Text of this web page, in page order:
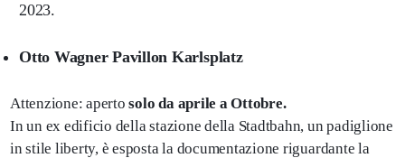
2023.
Otto Wagner Pavillon Karlsplatz
Attenzione: apertosolo da aprile a Ottobre.
In un ex edificio della stazione della Stadtbahn, un padiglione
in stile liberty, è esposta la documentazione riguardante la